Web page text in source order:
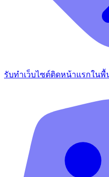
รับทำเว็บไซต์ติดหน้าแรกใน